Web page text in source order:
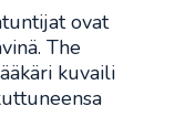
ovat
The
kuvaili